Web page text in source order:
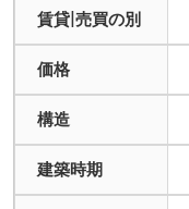
賃貸|売買の別
価格
構造
建築時期